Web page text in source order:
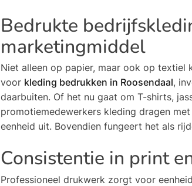
Bedrukte
marketingmiddel
Niet alleen op papier, maar ook op textiel
voor kleding bedrukken in Roosendaal,
daarbuiten. Of het nu gaat om T-shirts,
promotiemedewerkers kleding dragen
eenheid uit. Bovendien fungeert het als
Consistentie in print
Professioneel drukwerk zorgt voor